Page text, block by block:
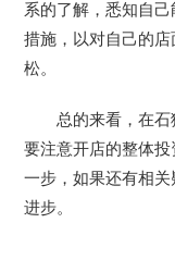
系的了解，悉知自
措施，以对自己的
松。
总的来看，在
要注意开店的整体
一步，如果还有相
进步。